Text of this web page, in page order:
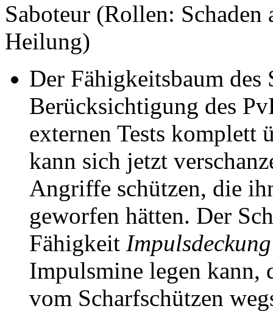
Saboteur (Rollen:
Heilung)
Der Fähigkeitsbaum des
Berücksichtigung des
externen Tests komplett
kann sich jetzt
Angriffe schützen, die
geworfen hätten. Der
Fähigkeit Impulsdeckung
Impulsmine legen kann,
vom Scharfschützen